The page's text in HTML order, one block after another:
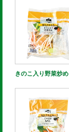
きのこ入り野菜炒め